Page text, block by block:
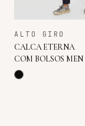
ALTO GIRO
CALCA ETERNA
COM BOLSOS MEN